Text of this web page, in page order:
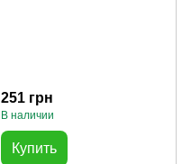
251 грн
В наличии
Купить